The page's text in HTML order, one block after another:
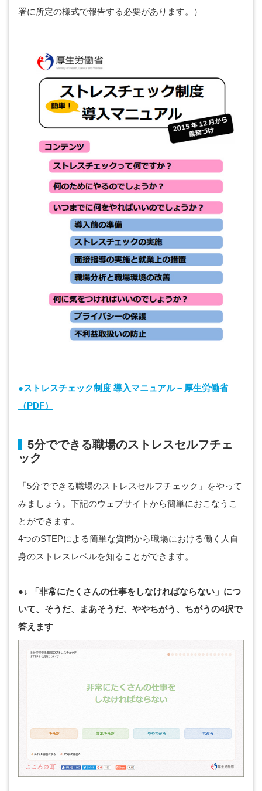
署に所定の様式で報告する必要があります。）
●ストレスチェック制度 導入マニュアル – 厚生労働省
（PDF）
5分でできる職場のストレスセルフチェ
ック
「5分でできる職場のストレスセルフチェック」をやって
みましょう。下記のウェブサイトから簡単におこなうこ
とができます。
4つのSTEPによる簡単な質問から職場における働く人自
身のストレスレベルを知ることができます。
●↓ 「非常にたくさんの仕事をしなければならない」につ
いて、そうだ、まあそうだ、ややちがう、ちがうの4択で
答えます